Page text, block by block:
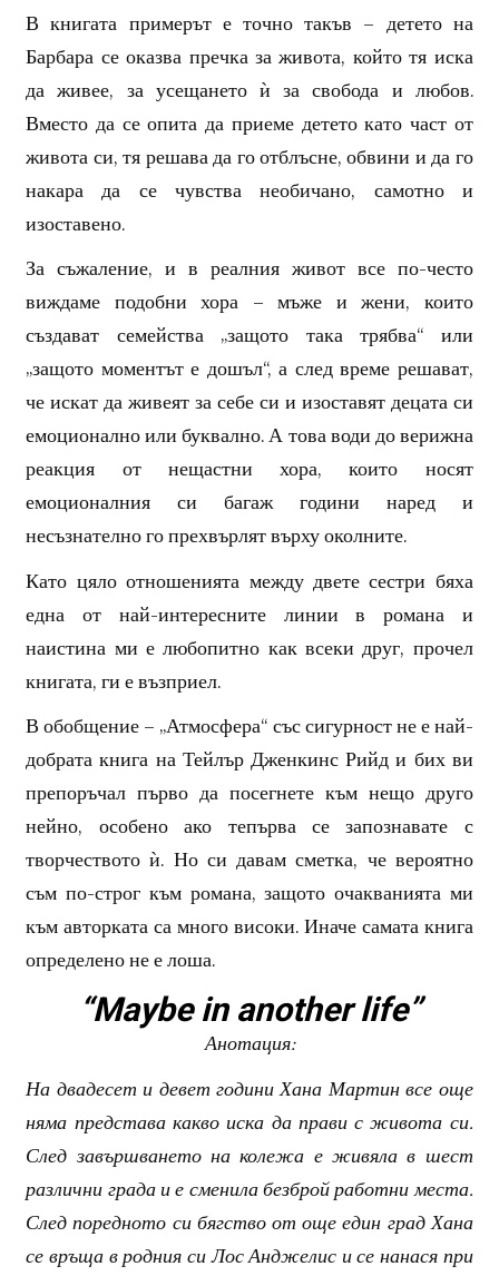
В книгата примерът е точно такъв – детето на
Барбара се оказва пречка за живота, който тя иска
да живее, за усещането ѝ за свобода и любов.
Вместо да се опита да приеме детето като част от
живота си, тя решава да го отблъсне, обвини и да го
накара да се чувства необичано, самотно и
изоставено.
За съжаление, и в реалния живот все по-често
виждаме подобни хора – мъже и жени, които
създават семейства „защото така трябва“ или
„защото моментът е дошъл“, а след време решават,
че искат да живеят за себе си и изоставят децата си
емоционално или буквално. А това води до верижна
реакция от нещастни хора, които носят
емоционалния си багаж години наред и
несъзнателно го прехвърлят върху околните.
Като цяло отношенията между двете сестри бяха
една от най-интересните линии в романа и
наистина ми е любопитно как всеки друг, прочел
книгата, ги е възприел.
В обобщение – „Атмосфера“ със сигурност не е най-
добрата книга на Тейлър Дженкинс Рийд и бих ви
препоръчал първо да посегнете към нещо друго
нейно, особено ако тепърва се запознавате с
творчеството ѝ. Но си давам сметка, че вероятно
съм по-строг към романа, защото очакванията ми
към авторката са много високи. Иначе самата книга
определено не е лоша.
“Maybe in another life”
Анотация:
На двадесет и девет години Хана Мартин все още
няма представа какво иска да прави с живота си.
След завършването на колежа е живяла в шест
различни града и е сменила безброй работни места.
След поредното си бягство от още един град Хана
се връща в родния си Лос Анджелис и се нанася при